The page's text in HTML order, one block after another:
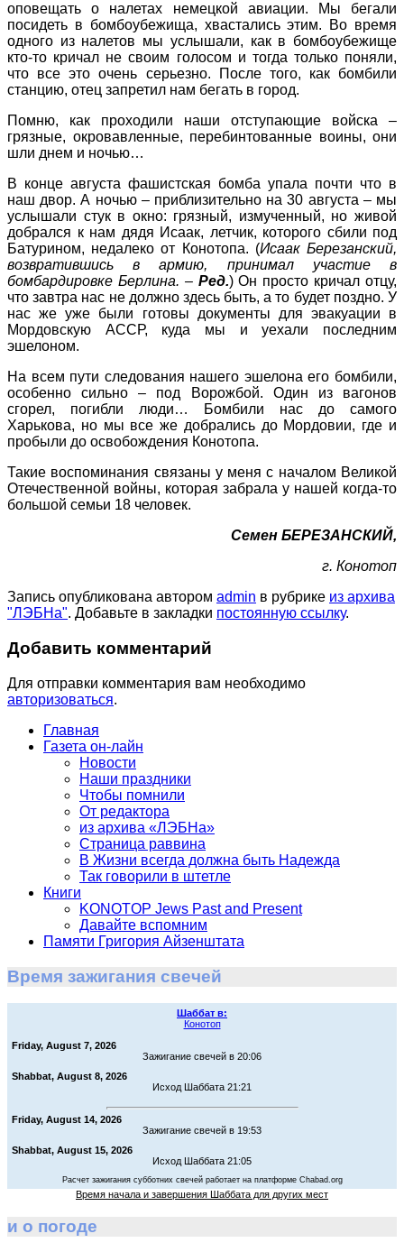
оповещать о налетах немецкой авиации. Мы бегали
посидеть в бомбоубежища, хвастались этим. Во время
одного из налетов мы услышали, как в бомбоубежище
кто-то кричал не своим голосом и тогда только поняли,
что все это очень серьезно. После того, как бомбили
станцию, отец запретил нам бегать в город.
Помню, как проходили наши отступающие вой­ска –
грязные, окровавленные, перебинтованные воины, они
шли днем и ночью…
В конце августа фашистская бомба упала почти что в
наш двор. А ночью – приблизительно на 30 августа – мы
услышали стук в окно: грязный, измученный, но живой
добрался к нам дядя Исаак, летчик, которого сбили под
Батурином, недалеко от Конотопа. (Исаак Березанский,
возвратившись в армию, принимал участие в
бомбардировке Бер­лина. – Ред.) Он просто кричал отцу,
что завтра нас не должно здесь быть, а то будет поздно. У
нас же уже были готовы документы для эвакуации в
Мордовскую АССР, куда мы и уехали последним
эшелоном.
На всем пути следования нашего эшелона его бомбили,
особенно сильно – под Ворожбой. Один из вагонов
сгорел, погибли люди… Бомбили нас до самого
Харькова, но мы все же добрались до Мордовии, где и
пробыли до освобождения Конотопа.
Такие воспоминания связаны у меня с началом Великой
Отечественной войны, которая забрала у нашей когда-то
большой семьи 18 человек.
Семен БЕРЕЗАНСКИЙ,
г. Конотоп
Запись опубликована автором admin в рубрике из архива
"ЛЭБНа". Добавьте в закладки постоянную ссылку.
Добавить комментарий
Для отправки комментария вам необходимо
авторизоваться.
Главная
Газета он-лайн
Новости
Наши праздники
Чтобы помнили
От редактора
из архива «ЛЭБНа»
Страница раввина
В Жизни всегда должна быть Надежда
Так говорили в штетле
Книги
KONOTOP Jews Past and Present
Давайте вспомним
Памяти Григория Айзенштата
Время зажигания свечей
Шаббат в:
Конотоп
Friday, August 7, 2026
Зажигание свечей в 20:06
Shabbat, August 8, 2026
Исход Шаббата 21:21
Friday, August 14, 2026
Зажигание свечей в 19:53
Shabbat, August 15, 2026
Исход Шаббата 21:05
Расчет зажигания субботних свечей работает на платформе Chabad.org
Время начала и завершения Шаббата для других мест
и о погоде